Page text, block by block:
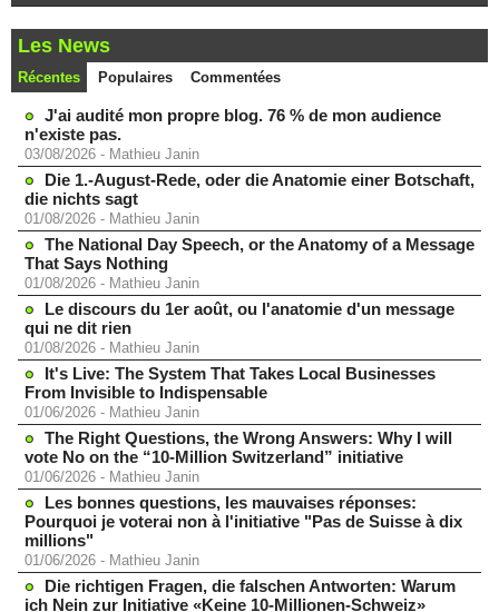
Les News
Récentes Populaires Commentées
J'ai audité mon propre blog. 76 % de mon audience
n'existe pas.
03/08/2026 - Mathieu Janin
Die 1.-August-Rede, oder die Anatomie einer Botschaft,
die nichts sagt
01/08/2026 - Mathieu Janin
The National Day Speech, or the Anatomy of a Message
That Says Nothing
01/08/2026 - Mathieu Janin
Le discours du 1er août, ou l'anatomie d'un message
qui ne dit rien
01/08/2026 - Mathieu Janin
It's Live: The System That Takes Local Businesses
From Invisible to Indispensable
01/06/2026 - Mathieu Janin
The Right Questions, the Wrong Answers: Why I will
vote No on the “10-Million Switzerland” initiative
01/06/2026 - Mathieu Janin
Les bonnes questions, les mauvaises réponses:
Pourquoi je voterai non à l'initiative "Pas de Suisse à dix
millions"
01/06/2026 - Mathieu Janin
Die richtigen Fragen, die falschen Antworten: Warum
ich Nein zur Initiative «Keine 10-Millionen-Schweiz»